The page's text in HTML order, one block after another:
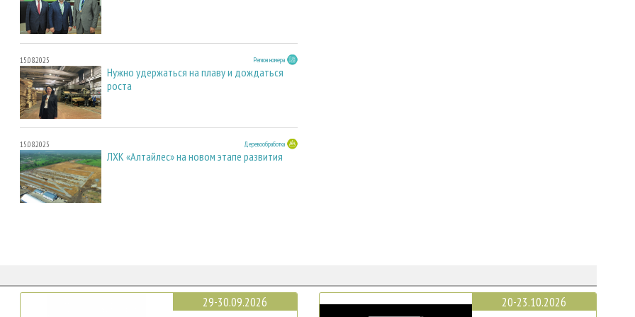
15.08.2025 Регион номера
Нужно удержаться на плаву и дождаться
роста
15.08.2025 Деревообработка
ЛХК «Алтайлес» на новом этапе развития
29-30.09.2026 20-23.10.2026